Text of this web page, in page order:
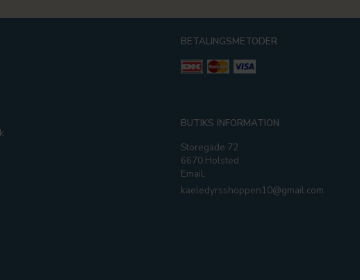
BETALINGSMETODER
BUTIKS INFORMATION
Storegade 72
6670 Holsted
Email:
kaeledyrsshoppen10@gmail.com